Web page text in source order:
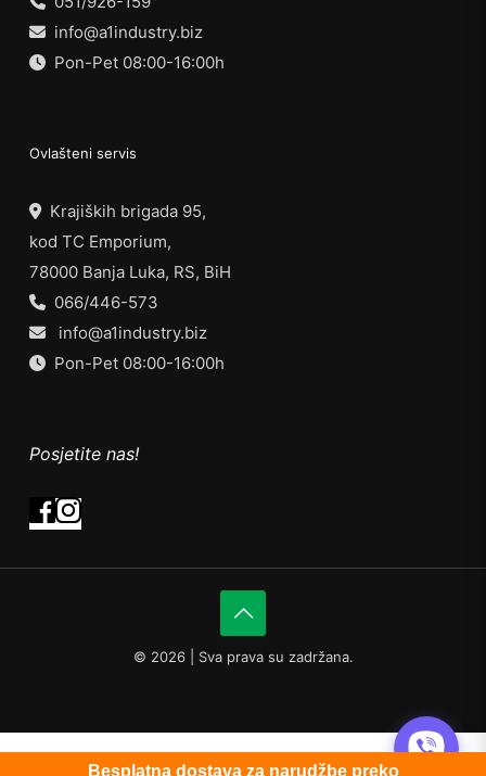
info@a1industry.biz
Pon-Pet 08:00-16:00h
Ovlašteni servis
Krajiških brigada 95,
kod TC Emporium,
78000 Banja Luka, RS, BiH
066/446-573
info@a1industry.biz
Pon-Pet 08:00-16:00h
Posjetite nas!
© 2026 | Sva prava su zadržana.
Besplatna dostava za narudžbe preko